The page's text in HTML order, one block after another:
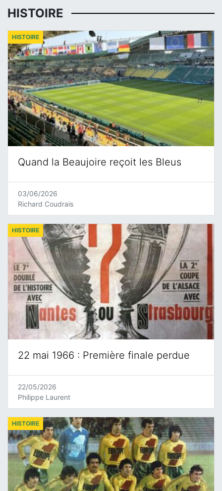
HISTOIRE
Quand la Beaujoire reçoit les Bleus
HISTOIRE
03/06/2026
Richard Coudrais
22 mai 1966 : Première finale perdue
HISTOIRE
22/05/2026
Philippe Laurent
HISTOIRE